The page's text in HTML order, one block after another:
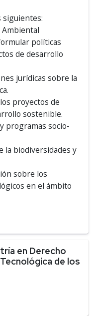
siguientes:
políticas
de desarrollo
jurídicas sobre la
proyectos de
sostenible.
programas socio-
la biodiversidades y
sobre los
en el ámbito
en Derecho
de los